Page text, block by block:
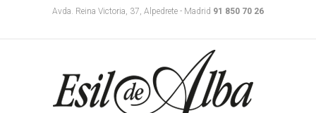
Avda. Reina Victoria, 37, Alpedrete - Madrid 91 850 70 26